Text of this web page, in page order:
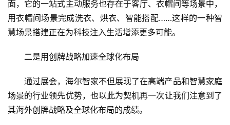
创
投
新
商
面，它的一站式主动服务也存在于客厅、衣帽间等场景中，
用衣帽间场景完成洗衣、烘衣、智能搭配……这样的一种智
慧场景搭建正在为科技注入生活增添更多可能。
二是用创牌战略加速全球化布局
通过展会，海尔智家不但展现了在高端产品和智慧家庭
场景的行业领先优势，也以此为契机再一次让我们注意到了
其海外创牌战略及全球化布局的成绩。